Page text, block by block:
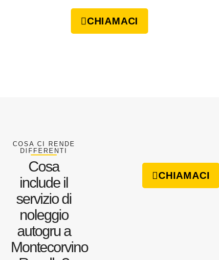
CHIAMACI
COSA CI RENDE
DIFFERENTI
Cosa
include il
servizio di
noleggio
autogru a
Montecorvino
CHIAMACI